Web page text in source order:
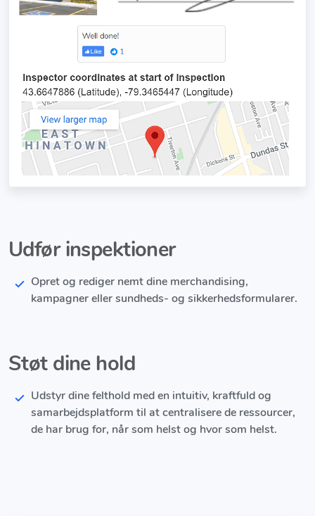
Udfør inspektioner
Opret og rediger nemt dine merchandising,
kampagner eller sundheds- og sikkerhedsformularer.
Støt dine hold
Udstyr dine felthold med en intuitiv, kraftfuld og
samarbejdsplatform til at centralisere de ressourcer,
de har brug for, når som helst og hvor som helst.